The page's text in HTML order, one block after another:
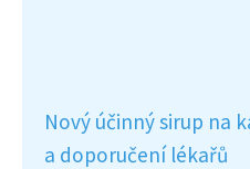
Nový účinný sirup na
a doporučení lékařů